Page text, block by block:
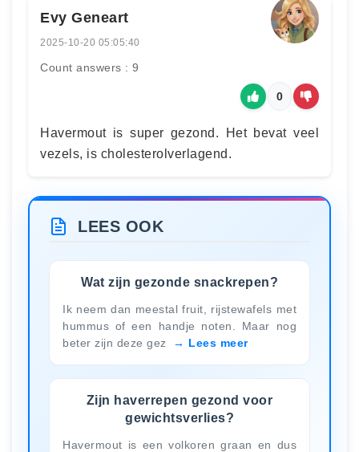
Evy Geneart
2025-10-20 05:05:40
Count answers : 9
0
Havermout is super gezond. Het bevat veel
vezels, is cholesterolverlagend.
LEES OOK
Wat zijn gezonde snackrepen?
Ik neem dan meestal fruit, rijstewafels met
hummus of een handje noten. Maar nog
beter zijn deze gez
Lees meer
Zijn haverrepen gezond voor
gewichtsverlies?
Havermout is een volkoren graan en dus